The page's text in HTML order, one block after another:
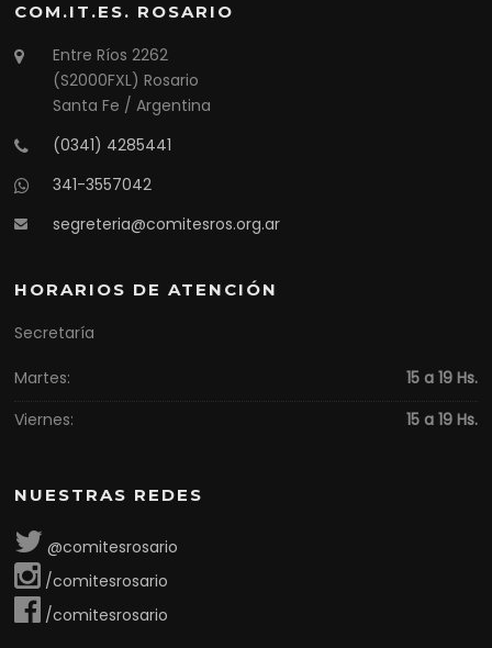
COM.IT.ES. ROSARIO
Entre Ríos 2262
(S2000FXL) Rosario
Santa Fe / Argentina
(0341) 4285441
341-3557042
segreteria@comitesros.org.ar
HORARIOS DE ATENCIÓN
Secretaría
Martes:
15 a 19 Hs.
Viernes:
15 a 19 Hs.
NUESTRAS REDES
@comitesrosario
/comitesrosario
/comitesrosario